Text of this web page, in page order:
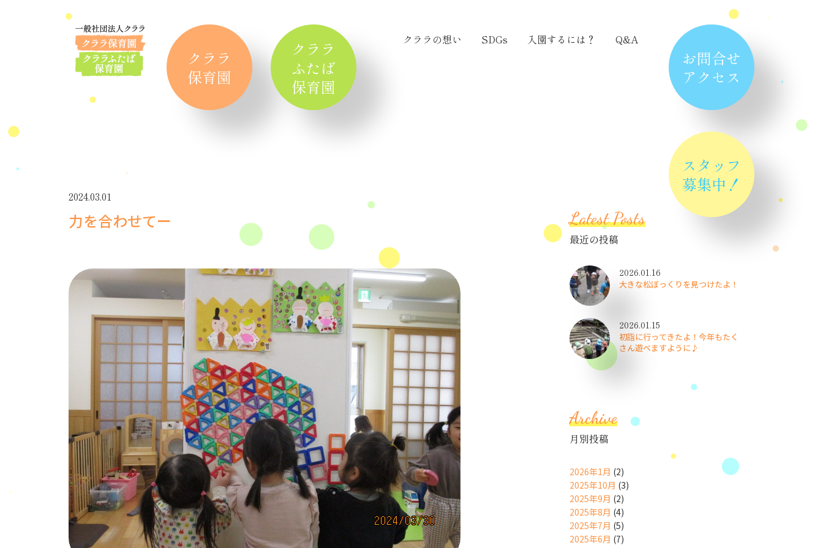
クララ
保育園
クララ
ふたば
保育園
お問合せ
アクセス
スタッフ
募集中！
クララの想い SDGs 入園するには？ Q&A
2024.03.01
力を合わせてー Latest Posts
最近の投稿
2026.01.16
大きな松ぼっくりを見つけたよ！
2026.01.15
初詣に行ってきたよ！今年もたく
さん遊べますように♪
Archive
月別投稿
2026年1月 (2)
2025年10月 (3)
2025年9月 (2)
2025年8月 (4)
2025年7月 (5)
2025年6月 (7)